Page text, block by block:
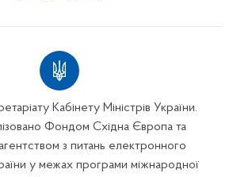
Кабінету Міністрів України.
Фондом Східна Європа та
з питань електронного
у межах програми міжнародної